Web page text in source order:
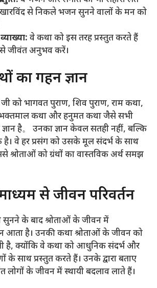
से निकले भजन सुनने वालों के मन को
वे कथा को इस तरह प्रस्तुत करते हैं
जीवंत अनुभव करें।
का गहन ज्ञान
को भागवत पुराण, शिव पुराण, राम कथा,
कथा और हनुमत कथा जैसे सभी
ज्ञान है。 उनका ज्ञान केवल सतही नहीं, बल्कि
है। वे हर प्रसंग को उसके मूल संदर्भ के साथ
श्रोताओं को ग्रंथों का वास्तविक अर्थ समझ
से जीवन परिवर्तन
सुनने के बाद श्रोताओं के जीवन में
आता है। उनकी कथा श्रोताओं के जीवन को
है, क्योंकि वे कथा को आधुनिक संदर्भ और
के साथ प्रस्तुत करते हैं। उनके द्वारा बताए
लोगों के जीवन में स्थायी बदलाव लाते हैं।